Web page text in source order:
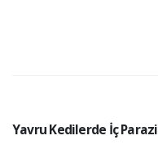
Yavru Kedilerde İç